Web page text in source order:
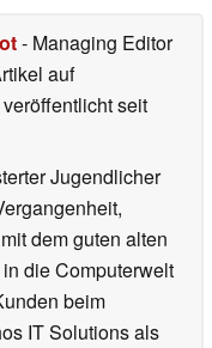
- Managing Editor
auf
seit
Jugendlicher
dem guten alten
die Computerwelt
beim
IT Solutions als